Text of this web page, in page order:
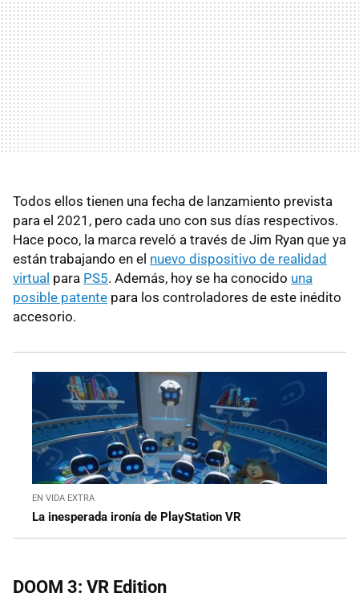
Todos ellos tienen una fecha de lanzamiento prevista
para el 2021, pero cada uno con sus días respectivos.
Hace poco, la marca reveló a través de Jim Ryan que ya
están trabajando en el nuevo dispositivo de realidad
virtual para PS5. Además, hoy se ha conocido una
posible patente para los controladores de este inédito
accesorio.
EN VIDA EXTRA
La inesperada ironía de PlayStation VR
DOOM 3: VR Edition